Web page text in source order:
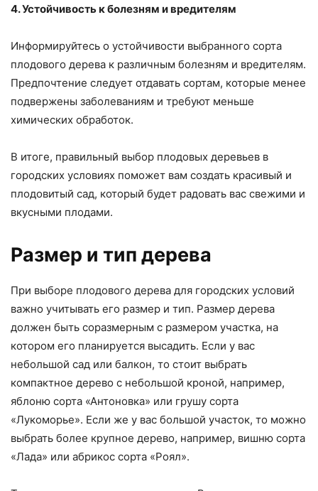
4. Устойчивость к болезням и вредителям
Информируйтесь о устойчивости выбранного сорта
плодового дерева к различным болезням и вредителям.
Предпочтение следует отдавать сортам, которые менее
подвержены заболеваниям и требуют меньше
химических обработок.
В итоге, правильный выбор плодовых деревьев в
городских условиях поможет вам создать красивый и
плодовитый сад, который будет радовать вас свежими и
вкусными плодами.
Размер и тип дерева
При выборе плодового дерева для городских условий
важно учитывать его размер и тип. Размер дерева
должен быть соразмерным с размером участка, на
котором его планируется высадить. Если у вас
небольшой сад или балкон, то стоит выбрать
компактное дерево с небольшой кроной, например,
яблоню сорта «Антоновка» или грушу сорта
«Лукоморье». Если же у вас большой участок, то можно
выбрать более крупное дерево, например, вишню сорта
«Лада» или абрикос сорта «Роял».